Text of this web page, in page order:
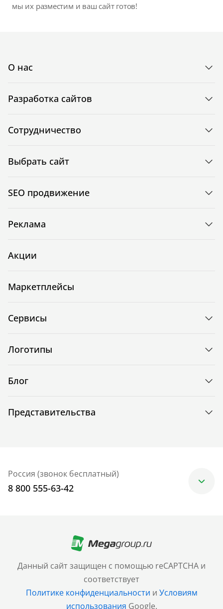
мы их разместим и ваш сайт готов!
Данный сайт защищен с помощью reCAPTCHA и
соответствует
Политике конфиденциальности и Условиям
использования Google.
О нас
Разработка сайтов
Сотрудничество
Выбрать сайт
SEO продвижение
Реклама
Акции
Маркетплейсы
Сервисы
Логотипы
Блог
Представительства
Россия (звонок бесплатный)
8 800 555-63-42
+7 (499) 705-30-10
Санкт-Петербург
+7 (812) 600-77-33
Барнаул